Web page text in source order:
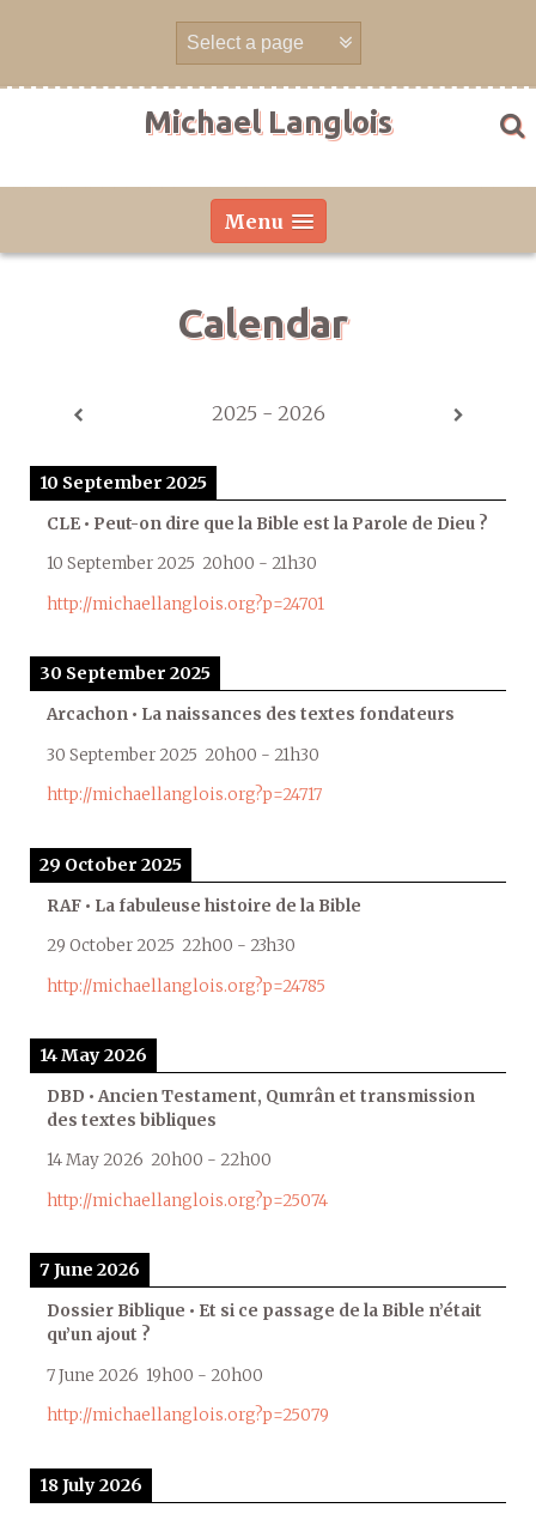
Michael Langlois
Menu
Calendar
2025 - 2026
10 September 2025
CLE • Peut-on dire que la Bible est la Parole de Dieu ?
10 September 2025 20h00 - 21h30
http://michaellanglois.org?p=24701
30 September 2025
Arcachon • La naissances des textes fondateurs
30 September 2025 20h00 - 21h30
http://michaellanglois.org?p=24717
29 October 2025
RAF • La fabuleuse histoire de la Bible
29 October 2025 22h00 - 23h30
http://michaellanglois.org?p=24785
14 May 2026
DBD • Ancien Testament, Qumrân et transmission
des textes bibliques
14 May 2026 20h00 - 22h00
http://michaellanglois.org?p=25074
7 June 2026
Dossier Biblique • Et si ce passage de la Bible n’était
qu’un ajout ?
7 June 2026 19h00 - 20h00
http://michaellanglois.org?p=25079
18 July 2026